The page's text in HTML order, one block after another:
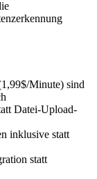
Minute) sind
Datei-Upload-
inklusive statt
statt